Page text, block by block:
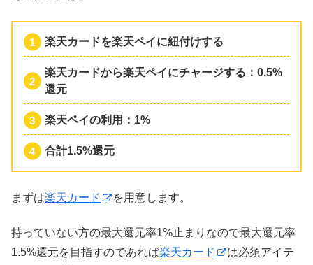
楽天カードを楽天ペイに紐付けする
楽天カードから楽天ペイにチャージする：0.5%
還元
楽天ペイの利用：1%
合計1.5%還元
まずは楽天カード を用意します。
持っていない方の最大還元率1%止まりなので最大還元率
1.5%還元を目指すのであれば楽天カード
は必須アイテ